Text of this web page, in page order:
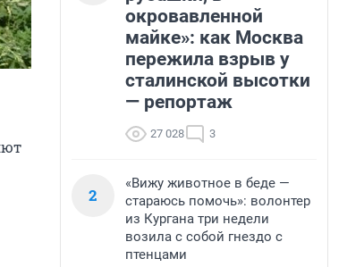
окровавленной
майке»: как Москва
пережила взрыв у
сталинской высотки
— репортаж
27 028 3
2
«Вижу животное в беде —
стараюсь помочь»: волонтер
из Кургана три недели
возила с собой гнездо с
птенцами